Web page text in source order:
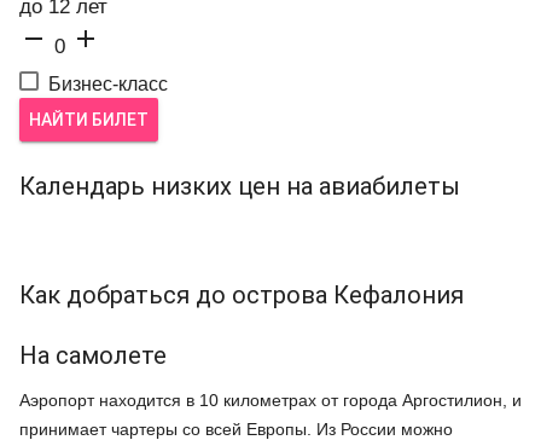
до 12 лет
 0 
Бизнес-класс
НАЙТИ БИЛЕТ
Календарь низких цен на авиабилеты
Как добраться до острова Кефалония
На самолете
Аэропорт находится в 10 километрах от города Аргостилион, и
принимает чартеры со всей Европы. Из России можно